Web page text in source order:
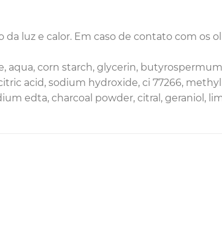
da luz e calor. Em caso de contato com os
aqua, corn starch, glycerin,
acid, sodium hydroxide, ci 77266,
edta, charcoal powder, citral, geraniol,